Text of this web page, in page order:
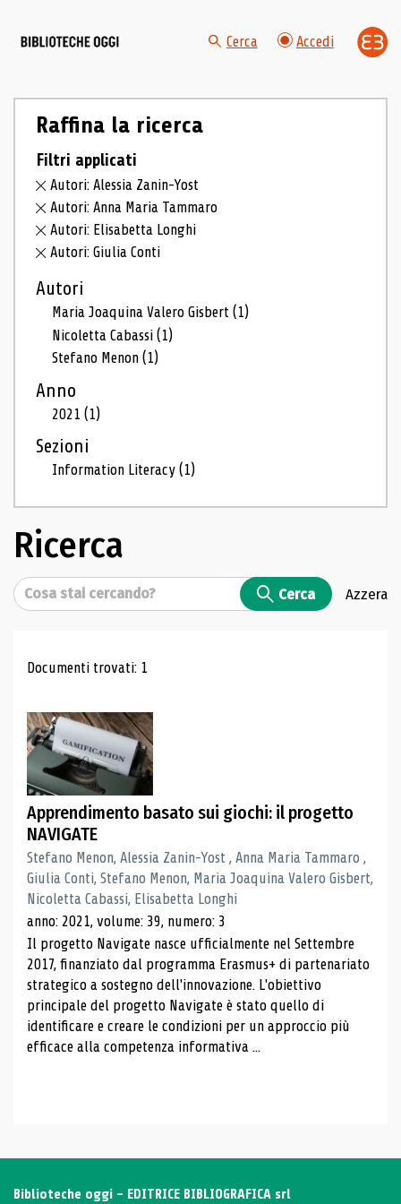
Cerca Accedi
Raffina la ricerca
Filtri applicati
Autori: Alessia Zanin-Yost
Autori: Anna Maria Tammaro
Autori: Elisabetta Longhi
Autori: Giulia Conti
Autori
Maria Joaquina Valero Gisbert(1)
Nicoletta Cabassi(1)
Stefano Menon(1)
Anno
2021(1)
Sezioni
Information Literacy(1)
Ricerca
Cerca Cerca Azzera
Risultati di ricerca
Documenti trovati: 1
Apprendimento basato sui giochi: il progetto
NAVIGATE
Stefano Menon, Alessia Zanin-Yost , Anna Maria Tammaro ,
Giulia Conti, Stefano Menon, Maria Joaquina Valero Gisbert,
Nicoletta Cabassi, Elisabetta Longhi
anno: 2021, volume: 39, numero: 3
Il progetto Navigate nasce ufficialmente nel Settembre
2017, finanziato dal programma Erasmus+ di partenariato
strategico a sostegno dell'innovazione. L'obiettivo
principale del progetto Navigate è stato quello di
identificare e creare le condizioni per un approccio più
efficace alla competenza informativa ...
Biblioteche oggi - EDITRICE BIBLIOGRAFICA srl